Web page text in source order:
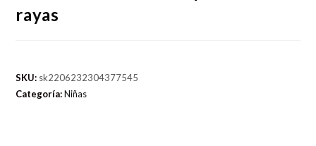
rayas
SKU: sk2206232304377545
Categoría:Niñas